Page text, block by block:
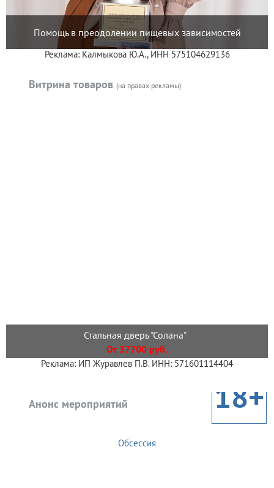
Помощь в преодолении пищевых зависимостей
Реклама: Калмыкова Ю.А., ИНН 575104629136
Витрина товаров (на правах рекламы)
Стальная дверь "Солана"
От 37700 руб.
Реклама: ИП Журавлев П.В. ИНН: 571601114404
Анонс мероприятий 18+
Обсессия